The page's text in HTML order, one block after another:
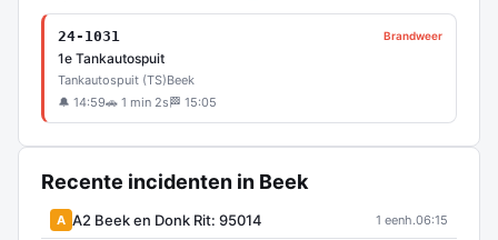
24-1031 Brandweer
1e Tankautospuit
Tankautospuit (TS)Beek
🔔 14:59🚗 1 min 2s 🏁 15:05
Recente incidenten in Beek
A A2 Beek en Donk Rit: 95014 1 eenh.06:15